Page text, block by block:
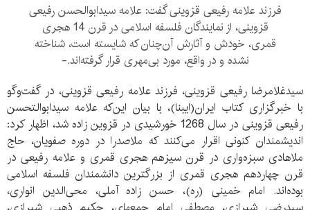
فرزند علامه رفیعی قزوینی گفت: علامه سیدابوالحسن رفیعی
قزوینی، از نمایندگان فلسفه اسلامی در قرن 14 هجری
قمری، خودش و آثارش آن‌چنان که شایسته است، شناخته
نشده و در واقع، مورد بی‌مهری قرار گرفته‌اند.-
سیدغلامرضا رفیعی قزوینی، فرزند علامه رفیعی قزوینی، در گفت‌وگو
با خبرگزاری کتاب ایران(ایبنا)،‌ با بیان این‌که علامه سیدابوالتحسن
رفیعی قزوینی در سال 1268 خورشیدی در قزوین زاده شد، اظهار کرد:
اندیشمندان کنونی اقرار می‌کنند که ملاصدرا در دوره صفویان، حاج
ملاهادی سبزه‌واری در قرن سیزهم هجری قمری و علامه رفیعی در
قرن چهاردهم هجری قمری از بزرگترین دانشمندان فلسفه اسلامی
بوده‌اند. امام خمینی (ره)، حسن زاده آملی، محی‌الدین انواری،